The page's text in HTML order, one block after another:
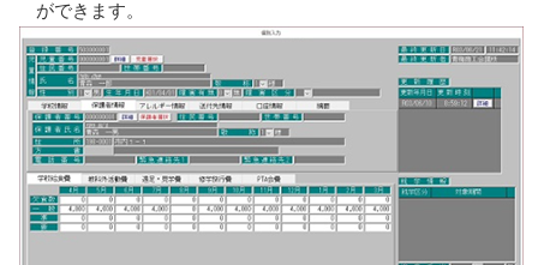
ができます。